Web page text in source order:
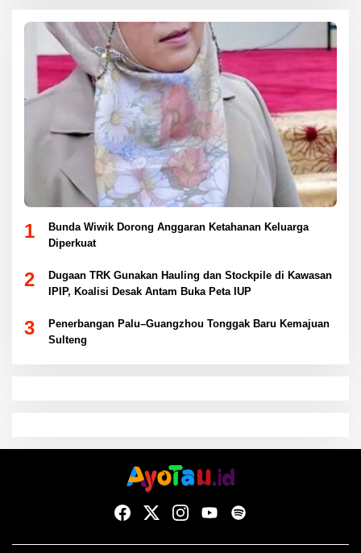
1
Bunda Wiwik Dorong Anggaran Ketahanan Keluarga
Diperkuat
2
Dugaan TRK Gunakan Hauling dan Stockpile di Kawasan
IPIP, Koalisi Desak Antam Buka Peta IUP
3
Penerbangan Palu–Guangzhou Tonggak Baru Kemajuan
Sulteng